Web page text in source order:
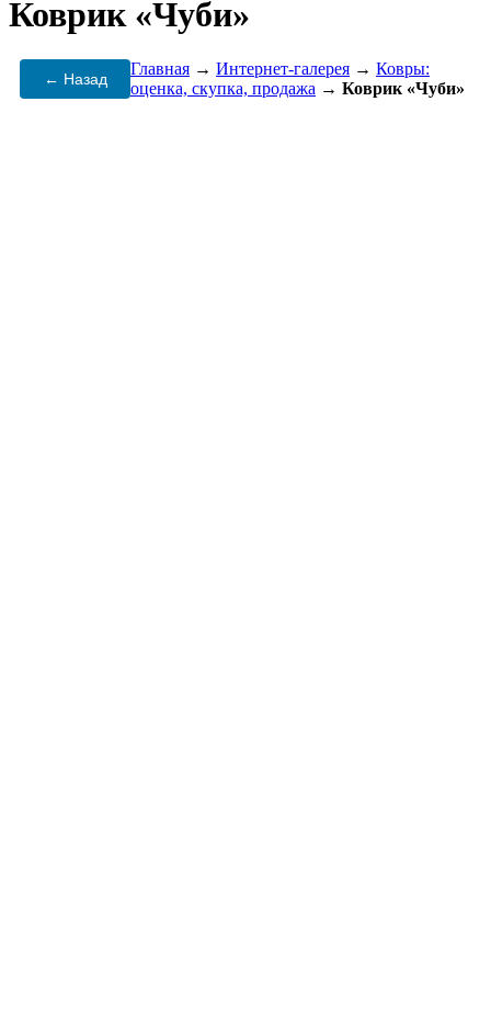
Коврик «Чуби»
← Назад
Главная → Интернет-галерея → Ковры:
оценка, скупка, продажа → Коврик «Чуби»